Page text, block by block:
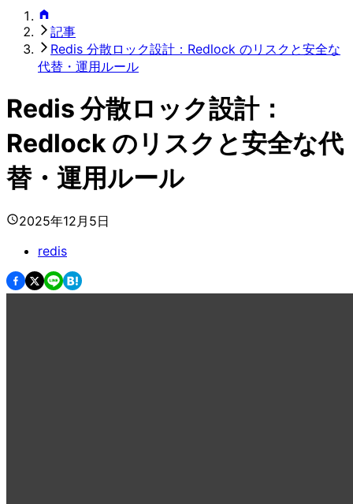
記事
Redis 分散ロック設計：Redlock のリスクと安全な
代替・運用ルール
Redis 分散ロック設計：
Redlock のリスクと安全な代
替・運用ルール
2025年12月5日
redis